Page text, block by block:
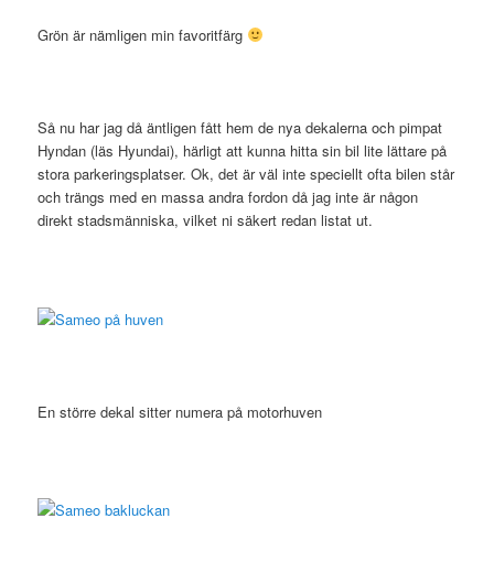
Grön är nämligen min favoritfärg
Så nu har jag då äntligen fått hem de nya dekalerna och pimpat
Hyndan (läs Hyundai), härligt att kunna hitta sin bil lite lättare på
stora parkeringsplatser. Ok, det är väl inte speciellt ofta bilen står
och trängs med en massa andra fordon då jag inte är någon
direkt stadsmänniska, vilket ni säkert redan listat ut.
En större dekal sitter numera på motorhuven